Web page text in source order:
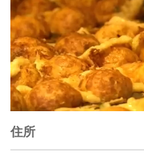
住所